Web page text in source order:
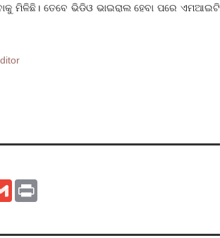
ମିଳିଛି। ତେବେ ଭିଡିଓ ଭାଇରାଲ ହେବା ପରେ ଏମଆଇଟି
Gmail